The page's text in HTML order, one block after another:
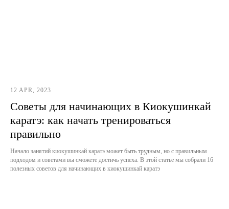
12 APR, 2023
Советы для начинающих в Киокушинкай
каратэ: как начать тренироваться
правильно
Начало занятий киокушинкай каратэ может быть трудным, но с правильным
подходом и советами вы сможете достичь успеха. В этой статье мы собрали 16
полезных советов для начинающих в киокушинкай каратэ